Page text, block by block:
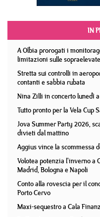
IN
A Olbia prorogati i
limitazioni sulle sopraelevate
Stretta sui controlli in
contanti e sabbia rubata
Nina Zilli in concerto lunedì
Tutto pronto per la Vela Cup
Jova Summer Party 2026,
divieti dal mattino
Aggius vince la scommessa
Volotea potenzia l'inverno a
Madrid, Bologna e Napoli
Conto alla rovescia per il
Porto Cervo
Maxi-sequestro a Cala